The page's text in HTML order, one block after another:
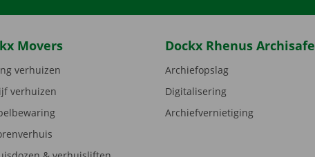
Movers
verhuizen
verhuizen
Dockx Rhenus Archisafe
Archiefopslag
Digitalisering
Archiefvernietiging